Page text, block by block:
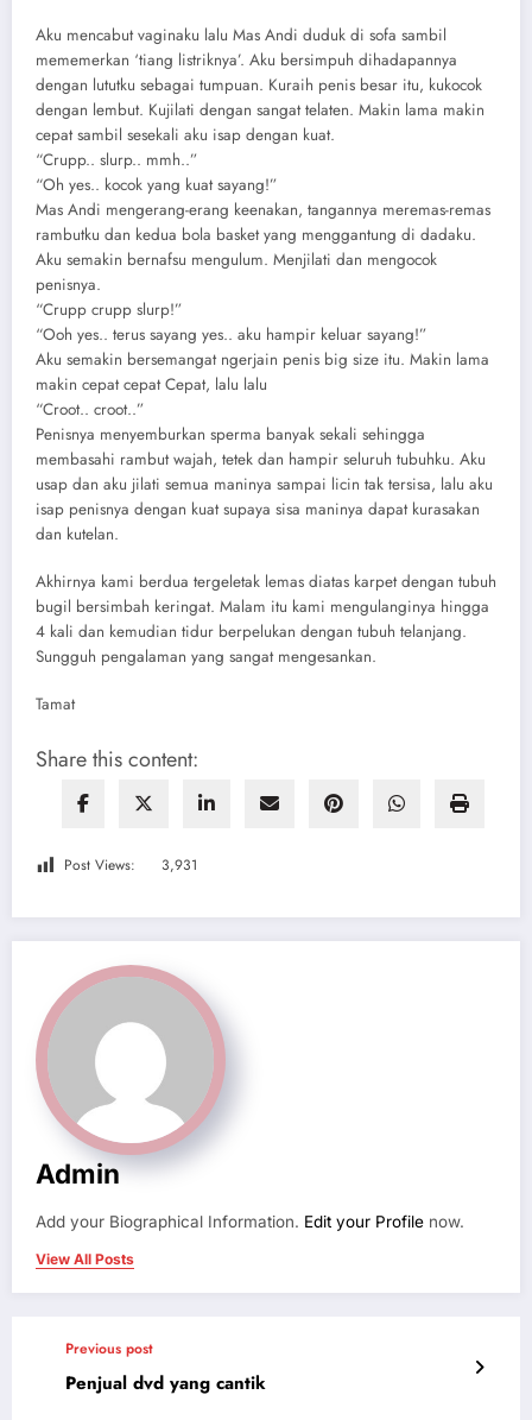
Aku mencabut vaginaku lalu Mas Andi duduk di sofa sambil
mememerkan ‘tiang listriknya’. Aku bersimpuh dihadapannya
dengan lututku sebagai tumpuan. Kuraih penis besar itu, kukocok
dengan lembut. Kujilati dengan sangat telaten. Makin lama makin
cepat sambil sesekali aku isap dengan kuat.
“Crupp.. slurp.. mmh..”
“Oh yes.. kocok yang kuat sayang!”
Mas Andi mengerang-erang keenakan, tangannya meremas-remas
rambutku dan kedua bola basket yang menggantung di dadaku.
Aku semakin bernafsu mengulum. Menjilati dan mengocok
penisnya.
“Crupp crupp slurp!”
“Ooh yes.. terus sayang yes.. aku hampir keluar sayang!”
Aku semakin bersemangat ngerjain penis big size itu. Makin lama
makin cepat cepat Cepat, lalu lalu
“Croot.. croot..”
Penisnya menyemburkan sperma banyak sekali sehingga
membasahi rambut wajah, tetek dan hampir seluruh tubuhku. Aku
usap dan aku jilati semua maninya sampai licin tak tersisa, lalu aku
isap penisnya dengan kuat supaya sisa maninya dapat kurasakan
dan kutelan.
Akhirnya kami berdua tergeletak lemas diatas karpet dengan tubuh
bugil bersimbah keringat. Malam itu kami mengulanginya hingga
4 kali dan kemudian tidur berpelukan dengan tubuh telanjang.
Sungguh pengalaman yang sangat mengesankan.
Tamat
Share this content:
Post Views: 3,931
Admin
Add your Biographical Information. Edit your Profile now.
View All Posts
Previous post
Penjual dvd yang cantik